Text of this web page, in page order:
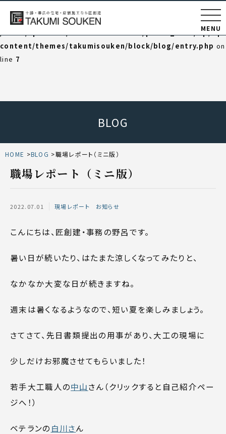
Warning: Undefined variable $category_html in
/home/np202102/takumisouken.net/public_html/wp/wp-
content/themes/takumisouken/block/blog/entry.php on
line 7
BLOG
HOME BLOG 職場レポート（ミニ版）
職場レポート（ミニ版）
2022.07.01 現場レポート お知らせ
こんにちは、匠創建・事務の野呂です。
暑い日が続いたり、はたまた涼しくなってみたりと、
なかなか大変な日が続きますね。
週末は暑くなるようなので、短い夏を楽しみましょう。
さてさて、先日書類提出の用事があり、大工の現場に
少しだけお邪魔させてもらいました！
若手大工職人の中山さん（クリックすると自己紹介ペー
ジへ！）
ベテランの 白川さん
MENU